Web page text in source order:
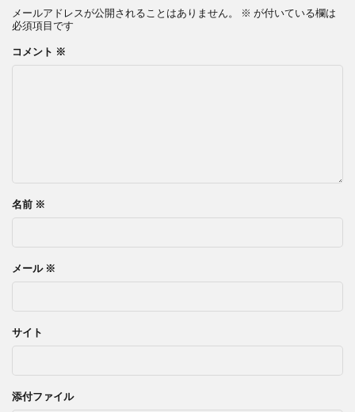
メールアドレスが公開されることはありません。 ※ が付いている欄は
必須項目です
コメント ※
名前 ※
メール ※
サイト
添付ファイル